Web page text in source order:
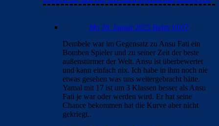
Mo 28. Januar 2025 Beim 10:07
Dembele war im Gegensatz zu Ansu Fati ein
Bomben Spieler und zu seiner Zeit der beste
außenstürmer der Welt. Ansu ist überbewertet
und kann einfach nix. Ich habe in ihm noch nie
etwas gesehen was uns weitergebracht hätte.
Yamal mit 17 ist um 3 Klassen besser als Ansu
Fati je war oder werden wird. Er hat seine
Chance bekommen hat die Kurve aber nicht
gekriegt..